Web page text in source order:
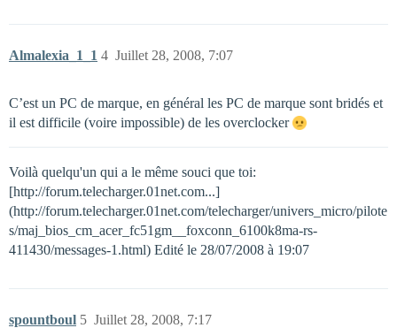
Almalexia_1_1 Juillet 28, 2008, 7:07
4
C’est un PC de marque, en général les PC de marque sont bridés et
il est difficile (voire impossible) de les overclocker
Voilà quelqu'un qui a le même souci que toi:
[http://forum.telecharger.01net.com...]
(http://forum.telecharger.01net.com/telecharger/univers_micro/pilote
s/maj_bios_cm_acer_fc51gm__foxconn_6100k8ma-rs-
411430/messages-1.html) Edité le 28/07/2008 à 19:07
spountboul Juillet 28, 2008, 7:17
5